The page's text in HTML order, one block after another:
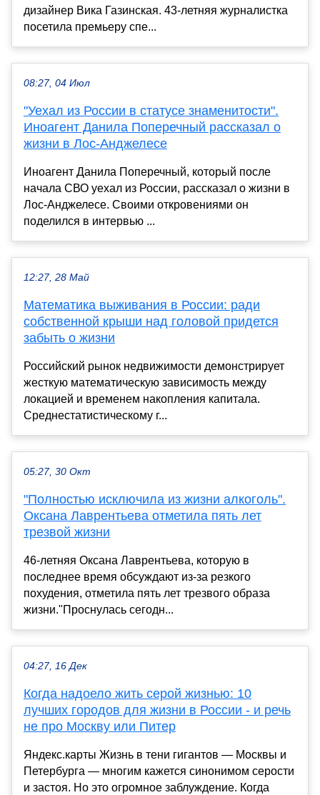
дизайнер Вика Газинская. 43-летняя журналистка
посетила премьеру спе...
08:27, 04 Июл
"Уехал из России в статусе знаменитости".
Иноагент Данила Поперечный рассказал о
жизни в Лос-Анджелесе
Иноагент Данила Поперечный, который после
начала СВО уехал из России, рассказал о жизни в
Лос-Анджелесе. Своими откровениями он
поделился в интервью ...
12:27, 28 Май
Математика выживания в России: ради
собственной крыши над головой придется
забыть о жизни
Российский рынок недвижимости демонстрирует
жесткую математическую зависимость между
локацией и временем накопления капитала.
Среднестатистическому г...
05:27, 30 Окт
"Полностью исключила из жизни алкоголь".
Оксана Лаврентьева отметила пять лет
трезвой жизни
46-летняя Оксана Лаврентьева, которую в
последнее время обсуждают из-за резкого
похудения, отметила пять лет трезвого образа
жизни."Проснулась сегодн...
04:27, 16 Дек
Когда надоело жить серой жизнью: 10
лучших городов для жизни в России - и речь
не про Москву или Питер
Яндекс.карты Жизнь в тени гигантов — Москвы и
Петербурга — многим кажется синонимом серости
и застоя. Но это огромное заблуждение. Когда